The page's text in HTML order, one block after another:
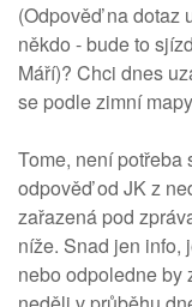
(Odpověď na dotaz
někdo - bude to
Máří)? Chci dnes
se podle zimní
Tome, není potřeba
odpověď od JK z
zařazená pod
níže. Snad jen info,
nebo odpoledne by